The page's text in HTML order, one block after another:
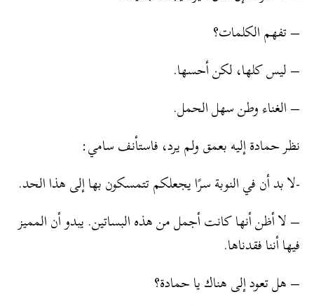
– تفهم الكلمات؟
– ليس كلها، لكن أحسها.
– الغناء وطن سهل الحمل.
نظر حمادة إليه بعمق ولم يرد، فاستأنف سامي:
-لا بد أن في النوبة سرًا يجعلكم تتمسكون بها إلى هذا الحد.
– لا أظن أنها كانت أجمل من هذه البساتين. يبدو أن المميز
فيها أننا فقدناها.
– هل تعود إلى هناك يا حمادة؟